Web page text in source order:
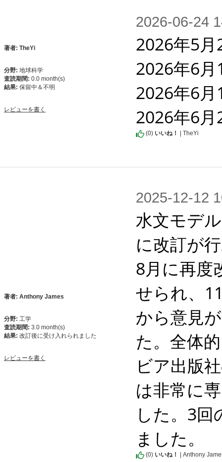
著者: TheYi
分野: 地球科学
査読期間: 0.0 month(s)
結果: 保留中＆不明
レビューを書く
2026-06-24
2026年5
2026年6
2026年6
2026年6
(0) いいね！ | TheYi
著者: Anthony James
分野: 工学
査読期間: 3.0 month(s)
結果: 改訂後に受け入れられました
レビューを書く
2025-12-12
水文モデ
に改訂が
8月に再度
せられ、
から意見
た。全体
ビア出版
は非常に
した。3
ました。
(0) いいね！ | Anthony